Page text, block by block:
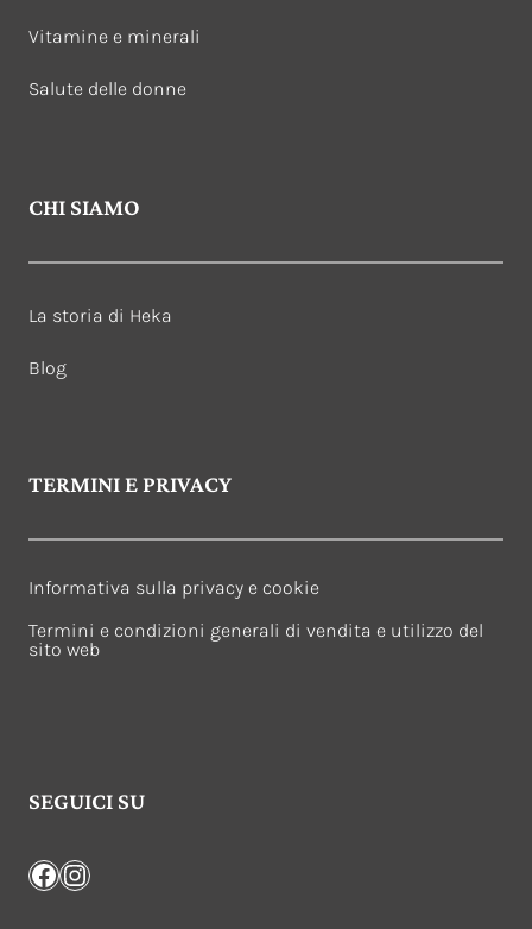
Vitamine e minerali
Salute delle donne
CHI SIAMO
La storia di Heka
Blog
TERMINI E PRIVACY
Informativa sulla privacy e cookie
Termini e condizioni generali di vendita e utilizzo del
sito web
SEGUICI SU
Facebook
Instagram